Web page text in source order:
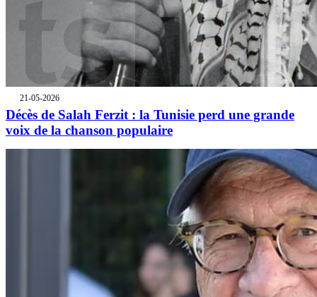
21-05-2026
Décès de Salah Ferzit : la Tunisie perd une grande
voix de la chanson populaire